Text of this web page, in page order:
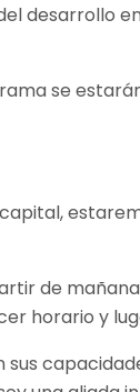
desarrollo
se
de
horario y